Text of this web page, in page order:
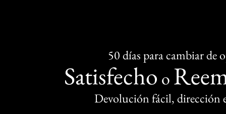
50 días para cambiar de
Satisfecho o
Devolución fácil, dirección